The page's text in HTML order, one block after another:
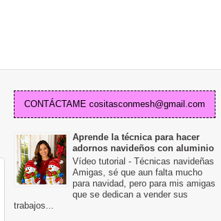
CONTÁCTAME cositasconmesh@gmail.com
Aprende la técnica para hacer
adornos navideños con aluminio
Vídeo tutorial - Técnicas navideñas
Amigas, sé que aun falta mucho
para navidad, pero para mis amigas
que se dedican a vender sus
trabajos...